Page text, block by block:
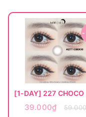
-
39.000₫